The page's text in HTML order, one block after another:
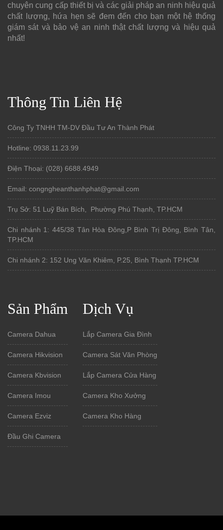
chuyên cung cấp thiết bị và các giải pháp an ninh hiệu quả
chất lượng, hứa hẹn sẽ đem đến cho bạn một hệ thống
giám sát và bảo vệ an ninh thật chất lượng và hiệu quả
nhất!
Thông Tin Liên Hệ
Công Ty TNHH TM-DV Đầu Tư An Thành Phát
Hotline: 0938.11.23.99
Điện Thoại: (028) 6688.4949
Email: congngheanthanhphat@gmail.com
Trụ Sở: 51 Luỹ Bán Bích, Phường Phú Thạnh, TP.HCM
Chi nhánh 1: 445/38 Tân Hòa Đông,P Bình Trị Đông, Bình Tân,
TP.HCM
Chi nhánh 2: 152 Ung Văn Khiêm, P.25, Bình Thạnh TP.HCM
Sản Phẩm
Camera Dahua
Camera Hikvision
Camera Kbvision
Camera Imou
Camera Ezviz
Đầu Ghi Camera
Dịch Vụ
Lắp Camera Gia Đình
Camera Sát Văn Phòng
Lắp Camera Cửa Hàng
Camera Kho Xưởng
Camera Kho Hàng